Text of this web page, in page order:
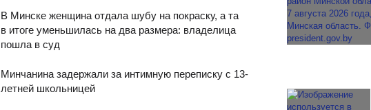
В Минске женщина отдала шубу на покраску, а та
в итоге уменьшилась на два размера: владелица
пошла в суд
Минчанина задержали за интимную переписку с 13-
летней школьницей